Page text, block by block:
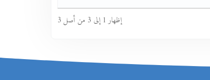
إظهار 1 إلى 3 من أصل 3